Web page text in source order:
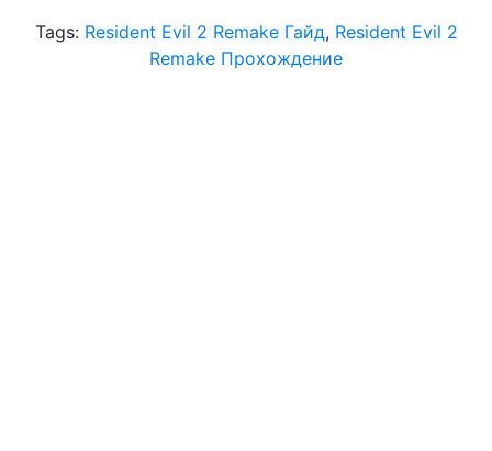
Tags: Resident Evil 2 Remake Гайд, Resident Evil 2
Remake Прохождение